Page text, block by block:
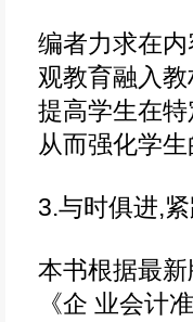
编者力求在
观教育融入
提高学生在
从而强化学
3.与时俱进,
本书根据最
《企 业会